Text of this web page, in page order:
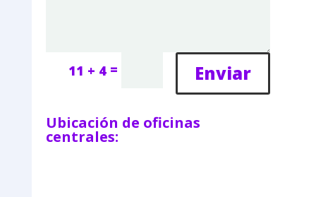
11 + 4 = Enviar
Ubicación de oficinas
centrales: